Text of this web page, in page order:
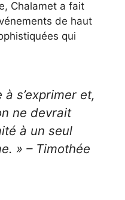
Chalamet a fait
de haut
qui
s’exprimer et,
ne devrait
à un seul
» – Timothée